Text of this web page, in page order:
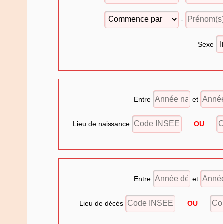
-
Sexe
Entre et
Lieu de naissance OU
Entre et
Lieu de décès OU